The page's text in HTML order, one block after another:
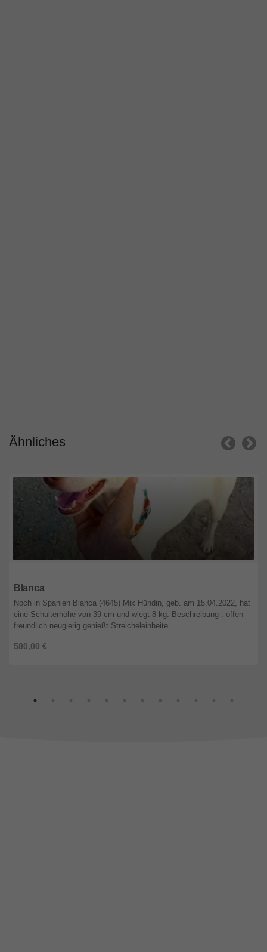
Ähnliches
Blanca
580,00 €
Noch in Spanien Blanca (4645) Mix Hündin, geb. am 15.04.2022, hat
eine Schulterhöhe von 39 cm und wiegt 8 kg. Beschreibung : offen
freundlich neugierig genießt Streicheleinheite ...